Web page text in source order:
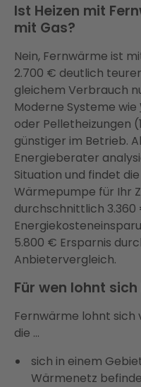
Ist Heizen mit
mit Gas?
Nein, Fernwärme ist
2.700 € deutlich
gleichem Verbrauch
Moderne Systeme wie
oder Pelletheizungen
günstiger im Betrieb.
Energieberater
Situation und findet
Wärmepumpe für Ihr
durchschnittlich
5.800 € Ersparnis
Anbietervergleich.
Für wen lohnt
Fernwärme lohnt sich
die …
sich in einem
Wärmenetz